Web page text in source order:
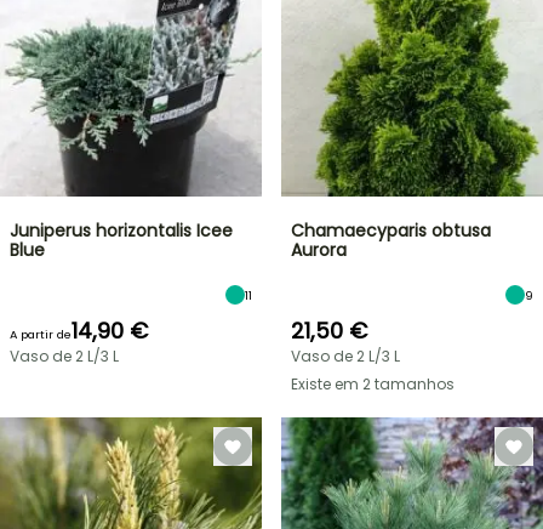
Juniperus horizontalis Icee
Blue
11
A partir de14,90 €
Vaso de 2 L/3 L
Chamaecyparis obtusa
Aurora
9
21,50 €
Vaso de 2 L/3 L
Existe em 2 tamanhos